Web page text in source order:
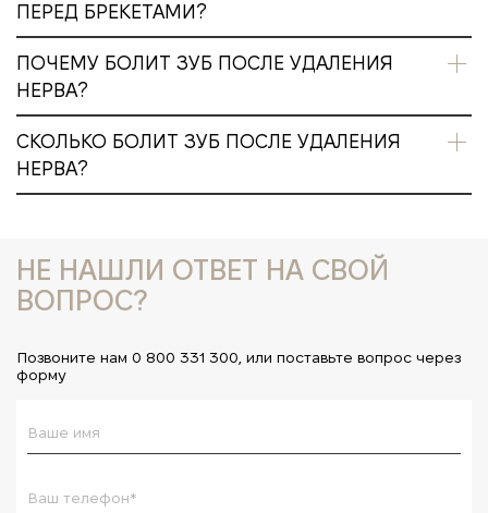
ПЕРЕД БРЕКЕТАМИ?
ПОЧЕМУ БОЛИТ ЗУБ ПОСЛЕ УДАЛЕНИЯ
НЕРВА?
СКОЛЬКО БОЛИТ ЗУБ ПОСЛЕ УДАЛЕНИЯ
НЕРВА?
НЕ НАШЛИ ОТВЕТ НА СВОЙ
ВОПРОС?
Позвоните нам 0 800 331 300, или поставьте вопрос через
форму